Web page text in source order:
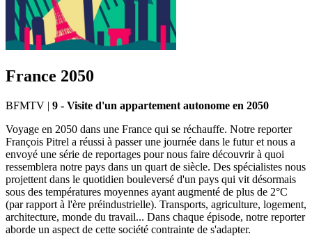
France 2050
BFMTV | 9 - Visite d'un appartement autonome en 2050
Voyage en 2050 dans une France qui se réchauffe. Notre reporter
François Pitrel a réussi à passer une journée dans le futur et nous a
envoyé une série de reportages pour nous faire découvrir à quoi
ressemblera notre pays dans un quart de siècle. Des spécialistes nous
projettent dans le quotidien bouleversé d'un pays qui vit désormais
sous des températures moyennes ayant augmenté de plus de 2°C
(par rapport à l'ère préindustrielle). Transports, agriculture, logement,
architecture, monde du travail... Dans chaque épisode, notre reporter
aborde un aspect de cette société contrainte de s'adapter.